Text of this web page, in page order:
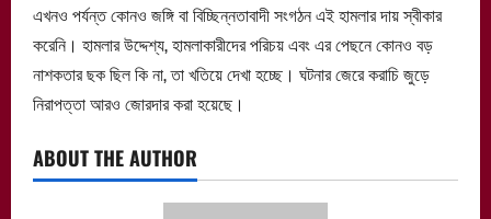
এখনও পর্যন্ত কোনও জঙ্গি বা বিচ্ছিন্নতাবাদী সংগঠন এই হামলার দায় স্বীকার
করেনি। হামলার উদ্দেশ্য, হামলাকারীদের পরিচয় এবং এর পেছনে কোনও বড়
নাশকতার ছক ছিল কি না, তা খতিয়ে দেখা হচ্ছে। ঘটনার জেরে করাচি জুড়ে
নিরাপত্তা আরও জোরদার করা হয়েছে।
ABOUT THE AUTHOR